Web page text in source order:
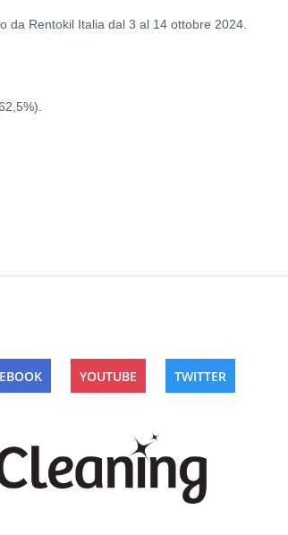
da Rentokil Italia dal 3 al 14 ottobre 2024.
YOUTUBE TWITTER